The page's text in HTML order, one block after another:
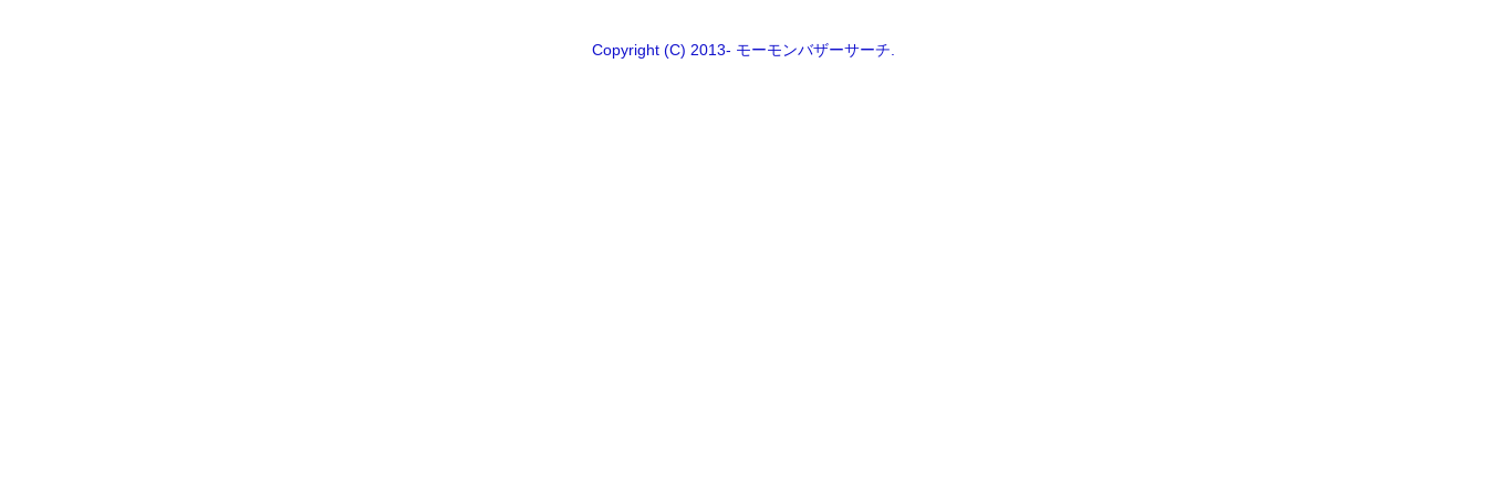
Copyright (C) 2013- モーモンバザーサーチ.